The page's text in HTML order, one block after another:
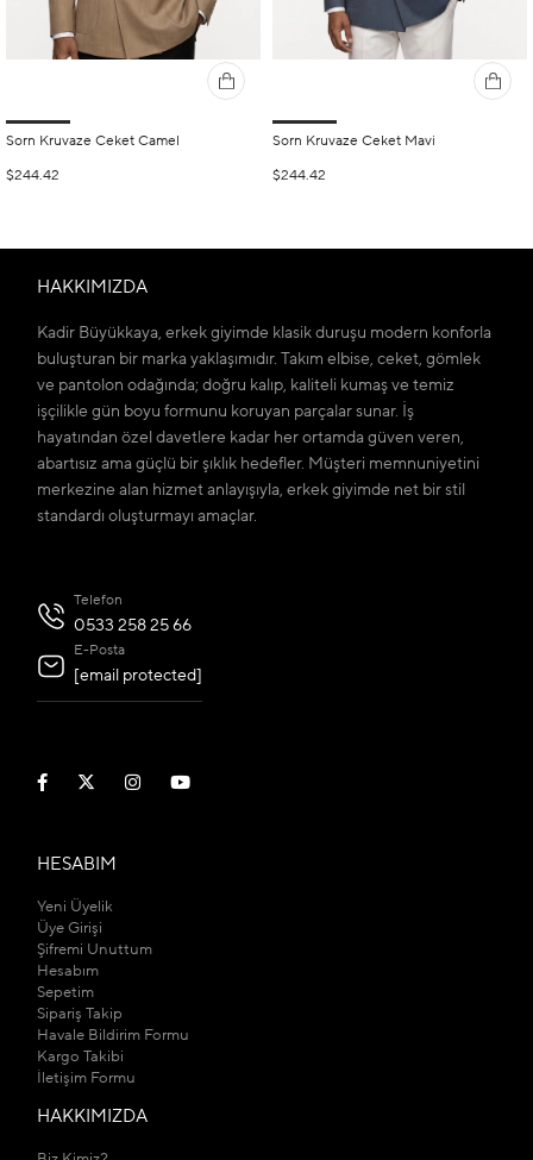
Sorn Kruvaze Ceket Camel
$244.42
Sorn Kruvaze Ceket Mavi
$244.42
HAKKIMIZDA
Kadir Büyükkaya, erkek giyimde klasik duruşu modern konforla
buluşturan bir marka yaklaşımıdır. Takım elbise, ceket, gömlek
ve pantolon odağında; doğru kalıp, kaliteli kumaş ve temiz
işçilikle gün boyu formunu koruyan parçalar sunar. İş
hayatından özel davetlere kadar her ortamda güven veren,
abartısız ama güçlü bir şıklık hedefler. Müşteri memnuniyetini
merkezine alan hizmet anlayışıyla, erkek giyimde net bir stil
standardı oluşturmayı amaçlar.
Telefon
0533 258 25 66
E-Posta
[email protected]
HESABIM
Yeni Üyelik
Üye Girişi
Şifremi Unuttum
Hesabım
Sepetim
Sipariş Takip
Havale Bildirim Formu
Kargo Takibi
İletişim Formu
HAKKIMIZDA